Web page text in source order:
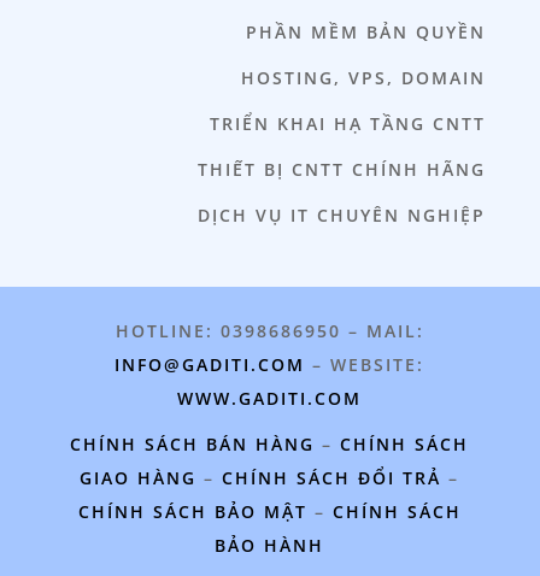
PHẦN MỀM BẢN QUYỀN
HOSTING, VPS, DOMAIN
TRIỂN KHAI HẠ TẦNG CNTT
THIẾT BỊ CNTT CHÍNH HÃNG
DỊCH VỤ IT CHUYÊN NGHIỆP
HOTLINE: 0398686950 – MAIL:
INFO@GADITI.COM – WEBSITE:
WWW.GADITI.COM
CHÍNH SÁCH BÁN HÀNG –CHÍNH SÁCH
GIAO HÀNG –CHÍNH SÁCH ĐỔI TRẢ –
CHÍNH SÁCH BẢO MẬT – CHÍNH SÁCH
BẢO HÀNH